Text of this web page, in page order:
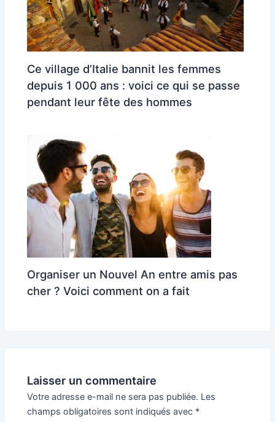
Ce village d’Italie bannit les femmes
depuis 1 000 ans : voici ce qui se passe
pendant leur fête des hommes
Organiser un Nouvel An entre amis pas
cher ? Voici comment on a fait
Laisser un commentaire
Votre adresse e-mail ne sera pas publiée. Les
champs obligatoires sont indiqués avec *